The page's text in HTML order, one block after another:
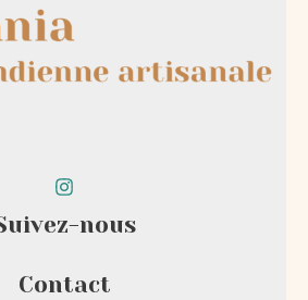
nous
Contact